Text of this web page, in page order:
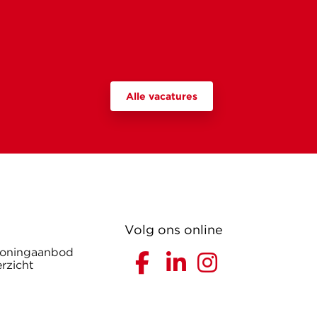
Alle vacatures
Volg ons online